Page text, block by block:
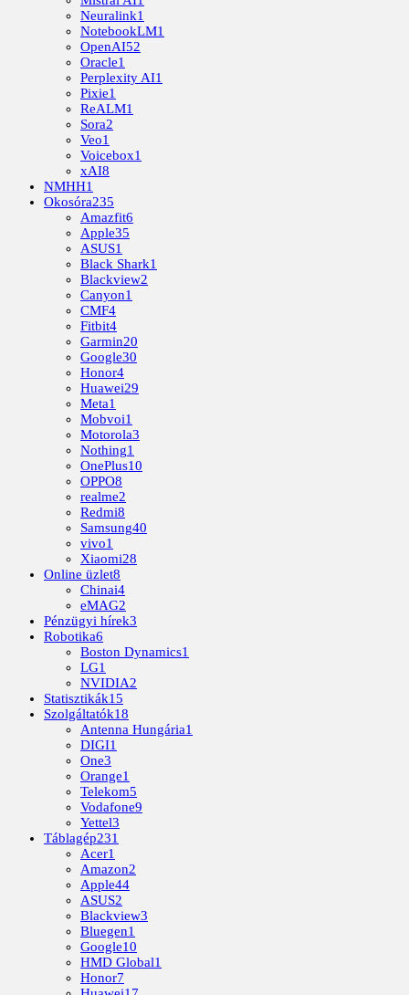
Neuralink1
NotebookLM1
OpenAI52
Oracle1
Perplexity AI1
Pixie1
ReALM1
Sora2
Veo1
Voicebox1
xAI8
NMHH1
Okosóra235
Amazfit6
Apple35
ASUS1
Black Shark1
Blackview2
Canyon1
CMF4
Fitbit4
Garmin20
Google30
Honor4
Huawei29
Meta1
Mobvoi1
Motorola3
Nothing1
OnePlus10
OPPO8
realme2
Redmi8
Samsung40
vivo1
Xiaomi28
Online üzlet8
Chinai4
eMAG2
Pénzügyi hírek3
Robotika6
Boston Dynamics1
LG1
NVIDIA2
Statisztikák15
Szolgáltatók18
Antenna Hungária1
DIGI1
One3
Orange1
Telekom5
Vodafone9
Yettel3
Táblagép231
Acer1
Amazon2
Apple44
ASUS2
Blackview3
Bluegen1
Google10
HMD Global1
Honor7